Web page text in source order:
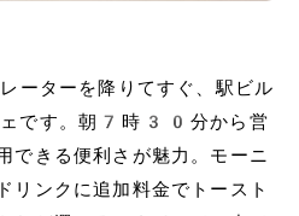
ーターを降りてすぐ、駅ビル
ェです。朝7時30分から営
できる便利さが魅力。モーニ
リンクに追加料金でトースト